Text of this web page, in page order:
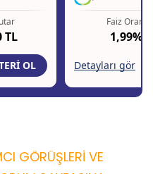
GÖRÜŞLERİ VE